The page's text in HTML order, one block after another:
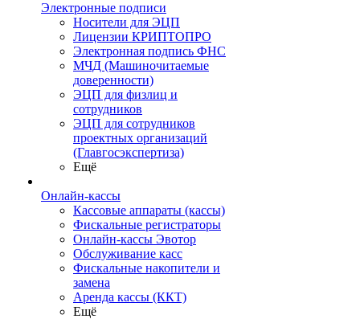
Электронные подписи
Носители для ЭЦП
Лицензии КРИПТОПРО
Электронная подпись ФНС
МЧД (Машиночитаемые
доверенности)
ЭЦП для физлиц и
сотрудников
ЭЦП для сотрудников
проектных организаций
(Главгосэкспертиза)
Ещё
Онлайн-кассы
Кассовые аппараты (кассы)
Фискальные регистраторы
Онлайн-кассы Эвотор
Обслуживание касс
Фискальные накопители и
замена
Аренда кассы (ККТ)
Ещё